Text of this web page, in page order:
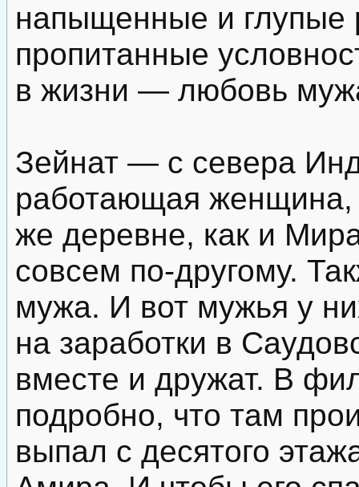
напыщенные и глупые
пропитанные
в жизни — любовь
Зейнат — с севера
работающая женщина,
же деревне, как и
совсем по-другому.
мужа. И вот мужья у
на заработки в
вместе и дружат. В
подробно, что там
выпал с десятого